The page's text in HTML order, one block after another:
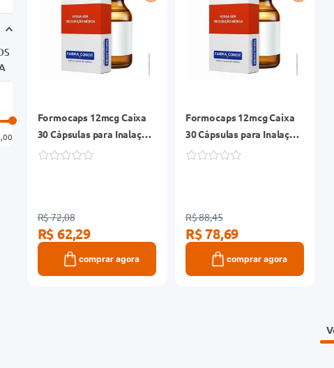
Formocaps 12mcg Caixa
30 Cápsulas para Inalação
Refil
R$ 72,08
R$ 62,29
comprar agora
Formocaps 12mcg Caixa
30 Cápsulas para Inalação
+ Inalador
R$ 88,45
R$ 78,69
comprar agora